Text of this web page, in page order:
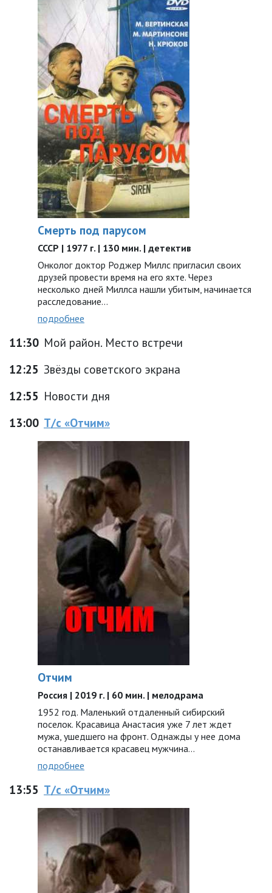
Смерть под парусом
СССР | 1977 г. | 130 мин. | детектив
Онколог доктор Роджер Миллс пригласил своих
друзей провести время на его яхте. Через
несколько дней Миллса нашли убитым, начинается
расследование…
подробнее
11:30 Мой район. Место встречи
12:25 Звёзды советского экрана
12:55 Новости дня
13:00 Т/с «Отчим»
Отчим
Россия | 2019 г. | 60 мин. | мелодрама
1952 год. Маленький отдаленный сибирский
поселок. Красавица Анастасия уже 7 лет ждет
мужа, ушедшего на фронт. Однажды у нее дома
останавливается красавец мужчина…
подробнее
13:55 Т/с «Отчим»